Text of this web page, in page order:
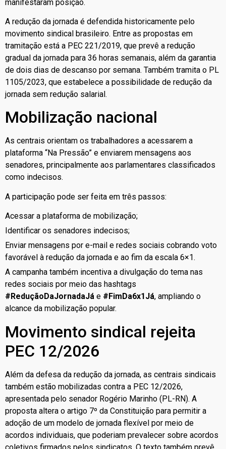
manifestaram posição.
A redução da jornada é defendida historicamente pelo
movimento sindical brasileiro. Entre as propostas em
tramitação está a PEC 221/2019, que prevê a redução
gradual da jornada para 36 horas semanais, além da garantia
de dois dias de descanso por semana. Também tramita o PL
1105/2023, que estabelece a possibilidade de redução da
jornada sem redução salarial.
Mobilização nacional
As centrais orientam os trabalhadores a acessarem a
plataforma “Na Pressão” e enviarem mensagens aos
senadores, principalmente aos parlamentares classificados
como indecisos.
A participação pode ser feita em três passos:
Acessar a plataforma de mobilização;
Identificar os senadores indecisos;
Enviar mensagens por e-mail e redes sociais cobrando voto
favorável à redução da jornada e ao fim da escala 6×1.
A campanha também incentiva a divulgação do tema nas
redes sociais por meio das hashtags
#ReduçãoDaJornadaJá e #FimDa6x1Já, ampliando o
alcance da mobilização popular.
Movimento sindical rejeita
PEC 12/2026
Além da defesa da redução da jornada, as centrais sindicais
também estão mobilizadas contra a PEC 12/2026,
apresentada pelo senador Rogério Marinho (PL-RN). A
proposta altera o artigo 7º da Constituição para permitir a
adoção de um modelo de jornada flexível por meio de
acordos individuais, que poderiam prevalecer sobre acordos
coletivos firmados pelos sindicatos. O texto também prevê